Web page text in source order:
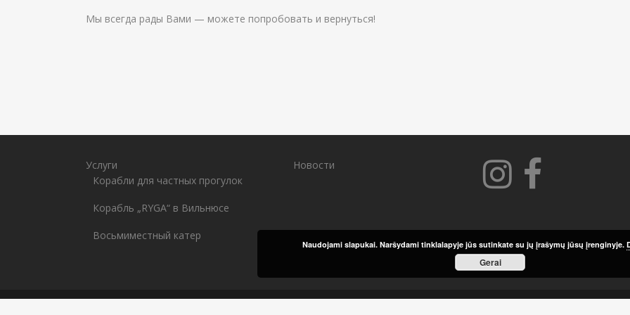
Мы всегда рады Вами — можете попробовать и вернуться!
Услуги
Корабли для частных прогулок
Корабль „RYGA“ в Вильнюсе
Восьмиместный катер
Новости
Naudojami slapukai. Naršydami tinklalapyje jūs sutinkate su jų įrašymų jūsų įrenginyje.
Gerai